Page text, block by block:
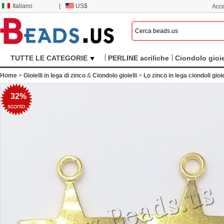
Italiano US$
TUTTE LE CATEGORIE PERLINE acriliche Ciondolo
Home > Gioielli in lega di zinco & Ciondolo gioielli > Lo zinco in lega ciondoli
32%